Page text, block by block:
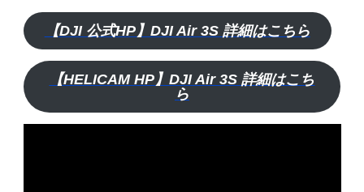
【DJI 公式HP】DJI Air 3S 詳細はこちら
【HELICAM HP】DJI Air 3S 詳細はこち
ら